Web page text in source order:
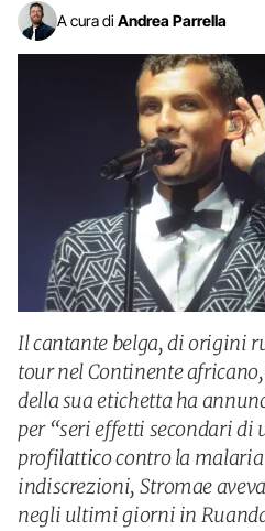
A cura di Andrea Parrella
Il cantante belga, di origini
tour nel Continente
della sua etichetta ha
per “seri effetti secondari di
profilattico contro la
indiscrezioni, Stromae
negli ultimi giorni in